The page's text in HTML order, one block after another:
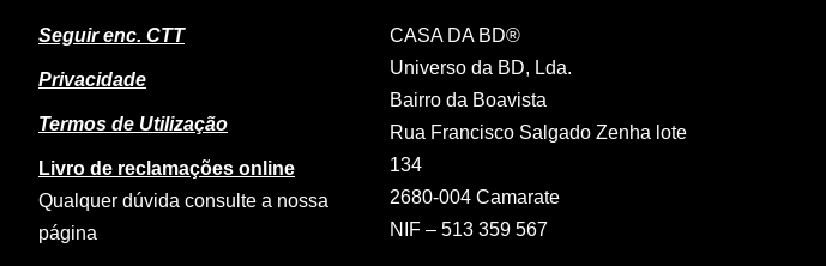
Seguir enc. CTT
Privacidade
Termos de Utilização
Livro de reclamações online
Qualquer dúvida consulte a nossa
página
CASA DA BD®
Universo da BD, Lda.
Bairro da Boavista
Rua Francisco Salgado Zenha lote
134
2680-004 Camarate
NIF – 513 359 567